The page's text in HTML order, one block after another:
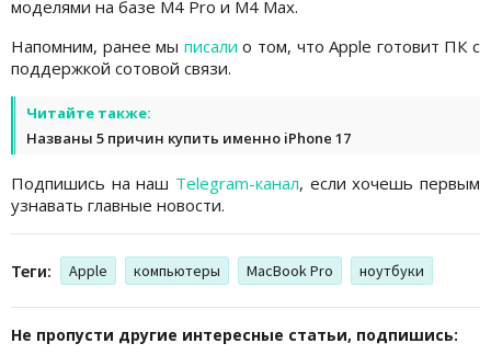
моделями на базе M4 Pro и M4 Max.
Напомним, ранее мы писали о том, что Apple готовит ПК с
поддержкой сотовой связи.
Читайте также:
Названы 5 причин купить именно iPhone 17
Подпишись на наш Telegram-канал, если хочешь первым
узнавать главные новости.
Теги: Apple компьютеры MacBook Pro ноутбуки
Не пропусти другие интересные статьи, подпишись: